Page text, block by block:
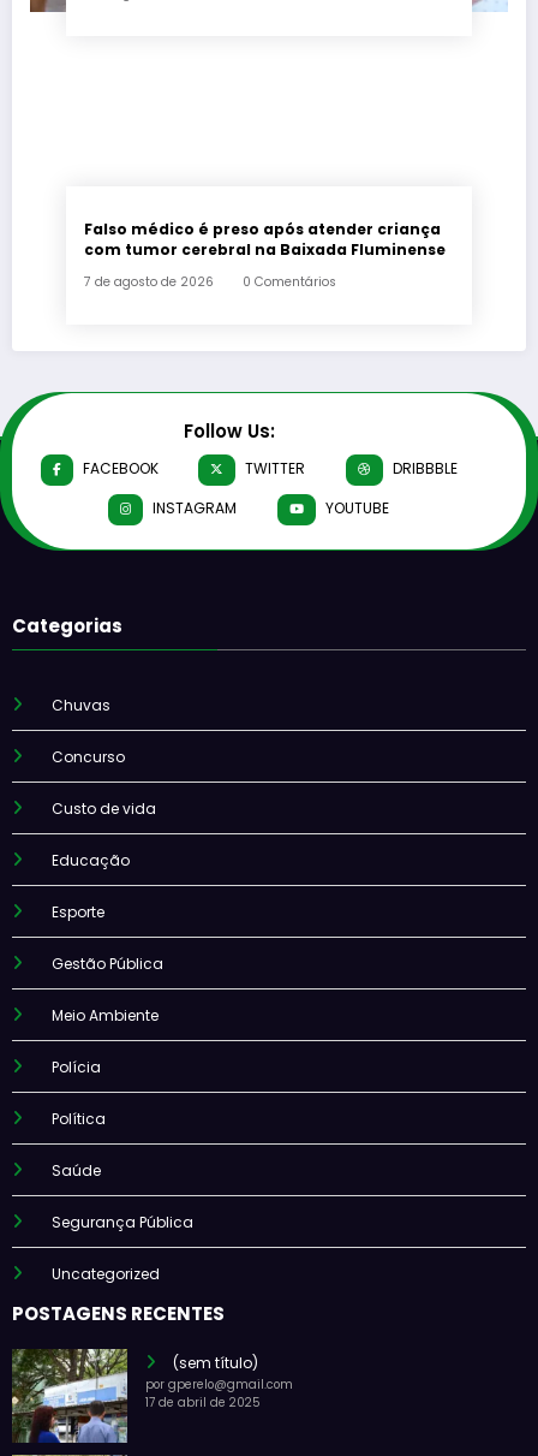
Falso médico é preso após atender criança
com tumor cerebral na Baixada Fluminense
7 de agosto de 2026 0 Comentários
Follow Us:
FACEBOOK TWITTER
DRIBBBLE
INSTAGRAM
YOUTUBE
Categorias
Chuvas
Concurso
Custo de vida
Educação
Esporte
Gestão Pública
Meio Ambiente
Polícia
Política
Saúde
Segurança Pública
Uncategorized
POSTAGENS RECENTES
(sem título)
por gperelo@gmail.com
17 de abril de 2025